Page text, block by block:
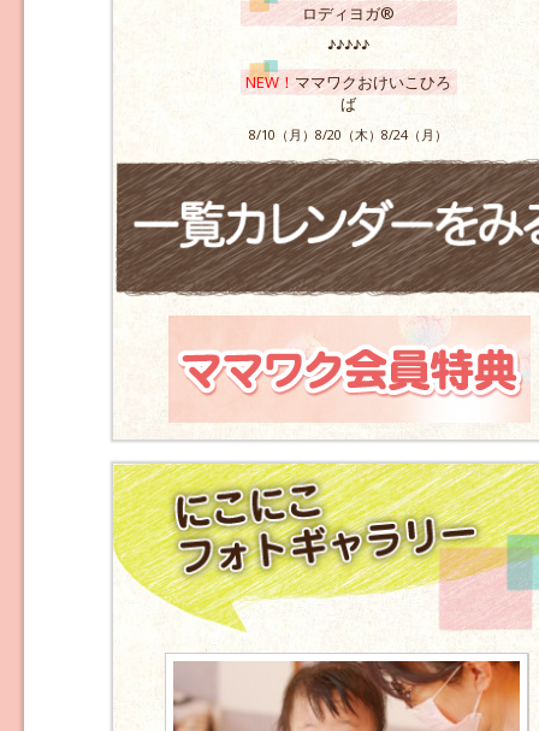
ロディヨガ®
♪♪♪♪♪
NEW！ママワクおけいこひろ
ば
8/10（月）8/20（木）8/24（月）